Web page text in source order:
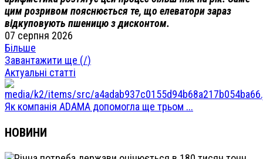
цим розривом пояснюється те, що елеватори зараз
відкуповують пшеницю з дисконтом.
07 серпня 2026
Більше
Завантажити ще (/)
Актуальні статті
Як компанія ADAMA допомогла ще трьом ...
НОВИНИ